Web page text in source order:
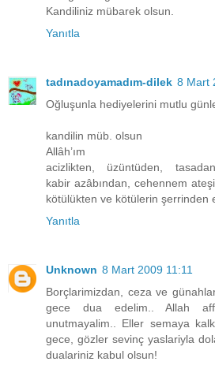
Kandiliniz mübarek olsun.
Yanıtla
tadınadoyamadım-dilek 8 Mart
Oğluşunla hediyelerini mutlu
kandilin müb. olsun
Allâh’ım
acizlikten, üzüntüden,
kabir azâbından, cehennem
kötülükten ve kötülerin şerrinden
Yanıtla
Unknown 8 Mart 2009 11:11
Borçlarimizdan, ceza ve
gece dua edelim.. Allah
unutmayalim.. Eller semaya
gece, gözler sevinç yaslariyla
dualariniz kabul olsun!